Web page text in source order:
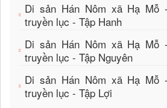
Di sản Hán Nôm xã Hạ Mỗ
truyền lục - Tập Hanh
Di sản Hán Nôm xã Hạ Mỗ
truyền lục - Tập Nguyên
Di sản Hán Nôm xã Hạ Mỗ
truyền lục - Tập Lợi